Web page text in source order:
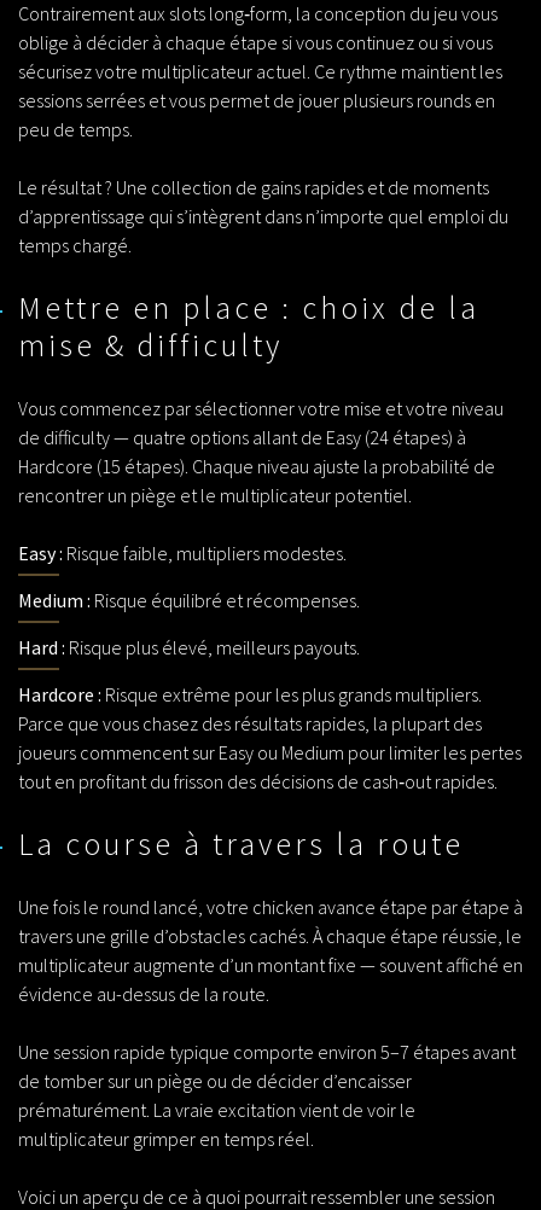
Contrairement aux slots long‑form, la conception du jeu vous
oblige à décider à chaque étape si vous continuez ou si vous
sécurisez votre multiplicateur actuel. Ce rythme maintient les
sessions serrées et vous permet de jouer plusieurs rounds en
peu de temps.
Le résultat ? Une collection de gains rapides et de moments
d’apprentissage qui s’intègrent dans n’importe quel emploi du
temps chargé.
Mettre en place : choix de la
mise & difficulty
Vous commencez par sélectionner votre mise et votre niveau
de difficulty — quatre options allant de Easy (24 étapes) à
Hardcore (15 étapes). Chaque niveau ajuste la probabilité de
rencontrer un piège et le multiplicateur potentiel.
Easy : Risque faible, multipliers modestes.
Medium : Risque équilibré et récompenses.
Hard : Risque plus élevé, meilleurs payouts.
Hardcore : Risque extrême pour les plus grands multipliers.
Parce que vous chasez des résultats rapides, la plupart des
joueurs commencent sur Easy ou Medium pour limiter les pertes
tout en profitant du frisson des décisions de cash‑out rapides.
La course à travers la route
Une fois le round lancé, votre chicken avance étape par étape à
travers une grille d’obstacles cachés. À chaque étape réussie, le
multiplicateur augmente d’un montant fixe — souvent affiché en
évidence au-dessus de la route.
Une session rapide typique comporte environ 5–7 étapes avant
de tomber sur un piège ou de décider d’encaisser
prématurément. La vraie excitation vient de voir le
multiplicateur grimper en temps réel.
Voici un aperçu de ce à quoi pourrait ressembler une session